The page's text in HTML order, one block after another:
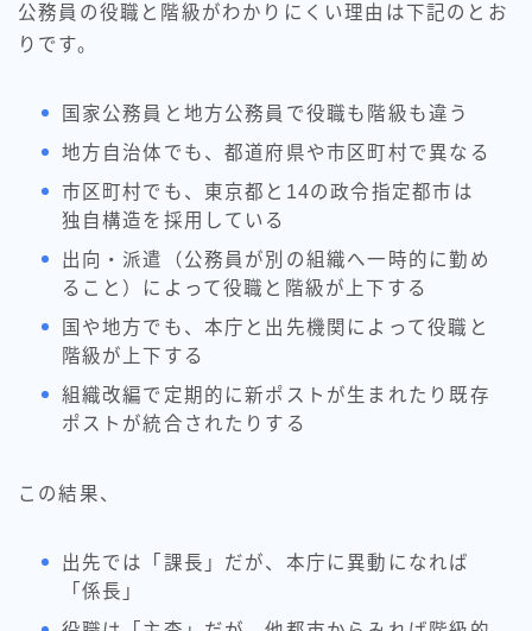
公務員の役職と階級がわかりにくい理由は下記のとお
りです。
国家公務員と地方公務員で役職も階級も違う
地方自治体でも、都道府県や市区町村で異なる
市区町村でも、東京都と14の政令指定都市は
独自構造を採用している
出向・派遣（公務員が別の組織へ一時的に勤め
ること）によって役職と階級が上下する
国や地方でも、本庁と出先機関によって役職と
階級が上下する
組織改編で定期的に新ポストが生まれたり既存
ポストが統合されたりする
この結果、
出先では「課長」だが、本庁に異動になれば
「係長」